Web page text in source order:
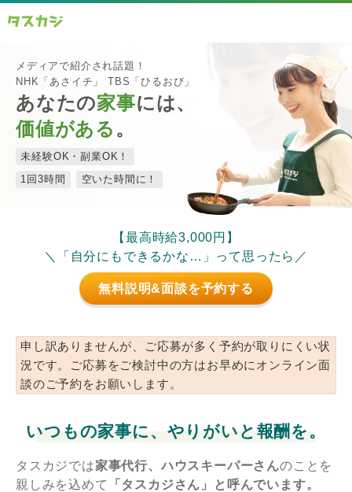
メディアで紹介され話題！
NHK「あさイチ」 TBS「ひるおび」
あなたの家事には、
価値がある 。
未経験OK・副業OK！
1回3時間
空いた時間に！
【最高時給3,000円】
＼「自分にもできるかな…」って思ったら／
無料説明&面談を予約する
申し訳ありませんが、ご応募が多く予約が取りにくい状
況です。ご応募をご検討中の方はお早めにオンライン面
談のご予約をお願いします。
いつもの家事に、やりがいと報酬を。
タスカジでは家事代行、ハウスキーパーさんのことを
親しみを込めて
「タスカジさん」と呼んでいます。